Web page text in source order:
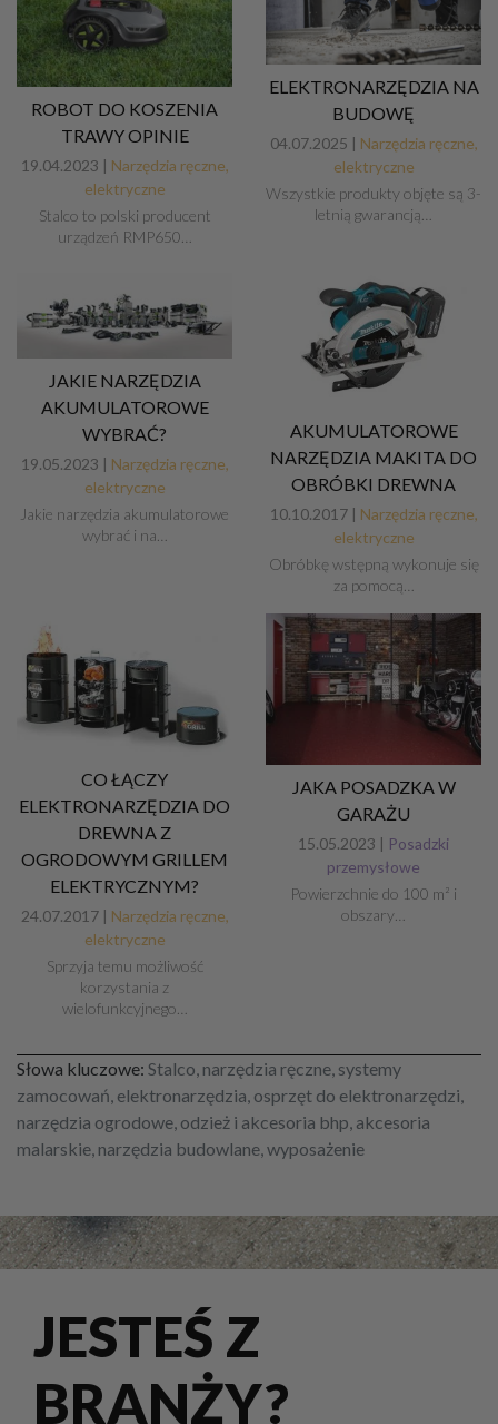
ROBOT DO KOSZENIA
TRAWY OPINIE
19.04.2023 | Narzędzia ręczne,
elektryczne
Stalco to polski producent
urządzeń RMP650…
ELEKTRONARZĘDZIA NA
BUDOWĘ
04.07.2025 | Narzędzia ręczne,
elektryczne
Wszystkie produkty objęte są 3-
letnią gwarancją…
JAKIE NARZĘDZIA
AKUMULATOROWE
WYBRAĆ?
19.05.2023 | Narzędzia ręczne,
elektryczne
Jakie narzędzia akumulatorowe
wybrać i na…
AKUMULATOROWE
NARZĘDZIA MAKITA DO
OBRÓBKI DREWNA
10.10.2017 | Narzędzia ręczne,
elektryczne
Obróbkę wstępną wykonuje się
za pomocą…
CO ŁĄCZY
ELEKTRONARZĘDZIA DO
DREWNA Z
OGRODOWYM GRILLEM
ELEKTRYCZNYM?
24.07.2017 | Narzędzia ręczne,
elektryczne
Sprzyja temu możliwość
korzystania z
wielofunkcyjnego…
JAKA POSADZKA W
GARAŻU
15.05.2023 | Posadzki
przemysłowe
Powierzchnie do 100 m² i
obszary…
Słowa kluczowe: Stalco, narzędzia ręczne, systemy
zamocowań, elektronarzędzia, osprzęt do elektronarzędzi,
narzędzia ogrodowe, odzież i akcesoria bhp, akcesoria
malarskie, narzędzia budowlane, wyposażenie
JESTEŚ Z
BRANŻY?